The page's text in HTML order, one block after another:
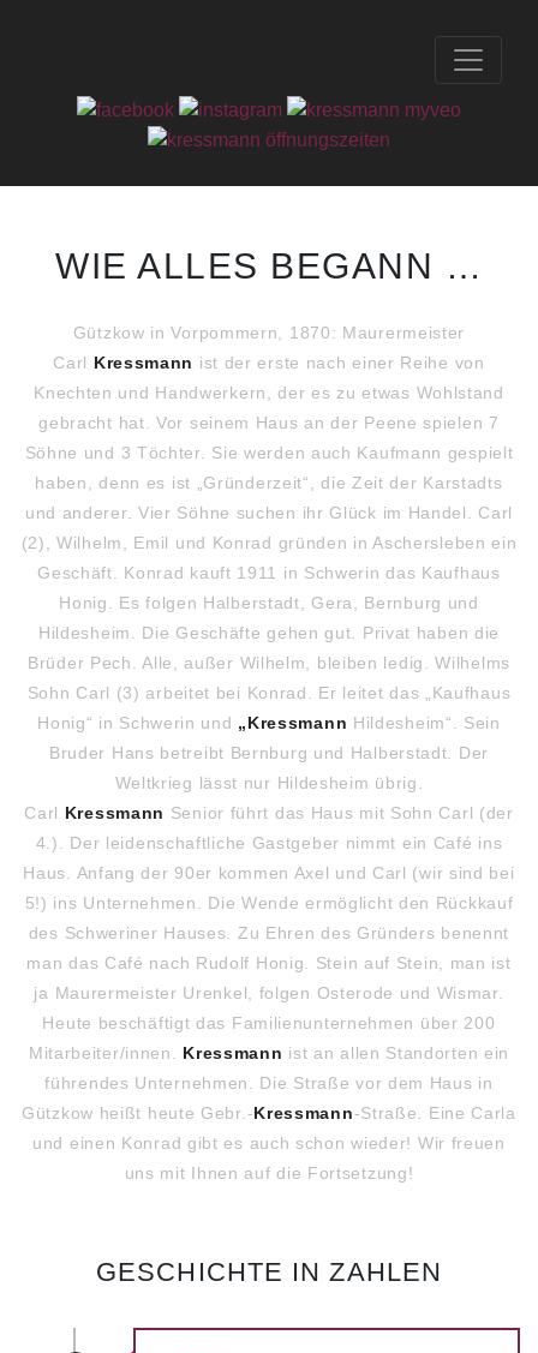
WIE ALLES BEGANN …
Gützkow in Vorpommern, 1870: Maurermeister
Carl Kressmann ist der erste nach einer Reihe von
Knechten und Handwerkern, der es zu etwas Wohlstand
gebracht hat. Vor seinem Haus an der Peene spielen 7
Söhne und 3 Töchter. Sie werden auch Kaufmann gespielt
haben, denn es ist „Gründerzeit“, die Zeit der Karstadts
und anderer. Vier Söhne suchen ihr Glück im Handel. Carl
(2), Wilhelm, Emil und Konrad gründen in Aschersleben ein
Geschäft. Konrad kauft 1911 in Schwerin das Kaufhaus
Honig. Es folgen Halberstadt, Gera, Bernburg und
Hildesheim. Die Geschäfte gehen gut. Privat haben die
Brüder Pech. Alle, außer Wilhelm, bleiben ledig. Wilhelms
Sohn Carl (3) arbeitet bei Konrad. Er leitet das „Kaufhaus
Honig“ in Schwerin und „Kressmann Hildesheim“. Sein
Bruder Hans betreibt Bernburg und Halberstadt. Der
Weltkrieg lässt nur Hildesheim übrig.
Carl Kressmann Senior führt das Haus mit Sohn Carl (der
4.). Der leidenschaftliche Gastgeber nimmt ein Café ins
Haus. Anfang der 90er kommen Axel und Carl (wir sind bei
5!) ins Unternehmen. Die Wende ermöglicht den Rückkauf
des Schweriner Hauses. Zu Ehren des Gründers benennt
man das Café nach Rudolf Honig. Stein auf Stein, man ist
ja Maurermeister Urenkel, folgen Osterode und Wismar.
Heute beschäftigt das Familienunternehmen über 200
Mitarbeiter/innen. Kressmann ist an allen Standorten ein
führendes Unternehmen. Die Straße vor dem Haus in
Gützkow heißt heute Gebr.-Kressmann-Straße. Eine Carla
und einen Konrad gibt es auch schon wieder! Wir freuen
uns mit Ihnen auf die Fortsetzung!
GESCHICHTE IN ZAHLEN